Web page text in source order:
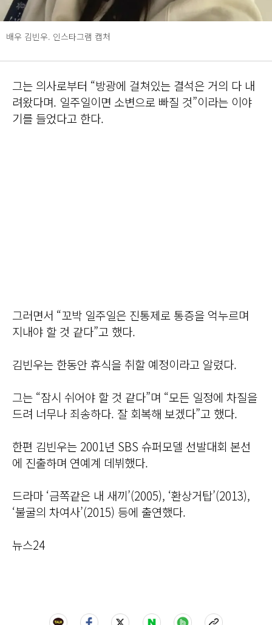
배우 김빈우. 인스타그램 캡처
그는 의사로부터 “방광에 걸쳐있는 결석은 거의 다 내
려왔다며. 일주일이면 소변으로 빠질 것”이라는 이야
기를 들었다고 한다.
그러면서 “꼬박 일주일은 진통제로 통증을 억누르며
지내야 할 것 같다”고 했다.
김빈우는 한동안 휴식을 취할 예정이라고 알렸다.
그는 “잠시 쉬어야 할 것 같다”며 “모든 일정에 차질을
드려 너무나 죄송하다. 잘 회복해 보겠다”고 했다.
한편 김빈우는 2001년 SBS 슈퍼모델 선발대회 본선
에 진출하며 연예계 데뷔했다.
드라마 ‘금쪽같은 내 새끼’(2005), ‘환상거탑’(2013),
‘불굴의 차여사’(2015) 등에 출연했다.
뉴스24